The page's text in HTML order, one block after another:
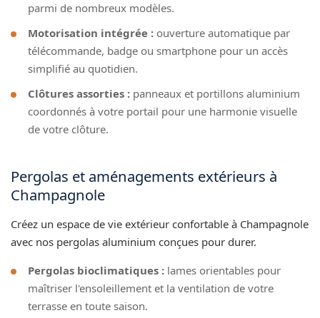
parmi de nombreux modèles.
Motorisation intégrée : ouverture automatique par
télécommande, badge ou smartphone pour un accès
simplifié au quotidien.
Clôtures assorties : panneaux et portillons aluminium
coordonnés à votre portail pour une harmonie visuelle
de votre clôture.
Pergolas et aménagements extérieurs à
Champagnole
Créez un espace de vie extérieur confortable à Champagnole
avec nos pergolas aluminium conçues pour durer.
Pergolas bioclimatiques : lames orientables pour
maîtriser l'ensoleillement et la ventilation de votre
terrasse en toute saison.